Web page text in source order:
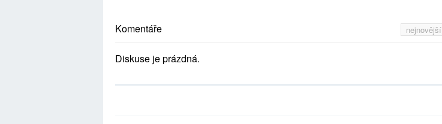
nejnovější
Komentáře
Diskuse je prázdná.